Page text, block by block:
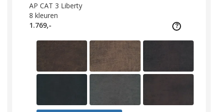
AP CAT 3 Liberty
8 kleuren
1.769,-